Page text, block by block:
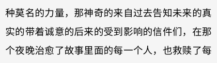
种莫名的力量，那神奇的来自过去告知未来的真
实的带着诚意的后来的受到影响的信件们，在那
个夜晚治愈了故事里面的每一个人，也救赎了每